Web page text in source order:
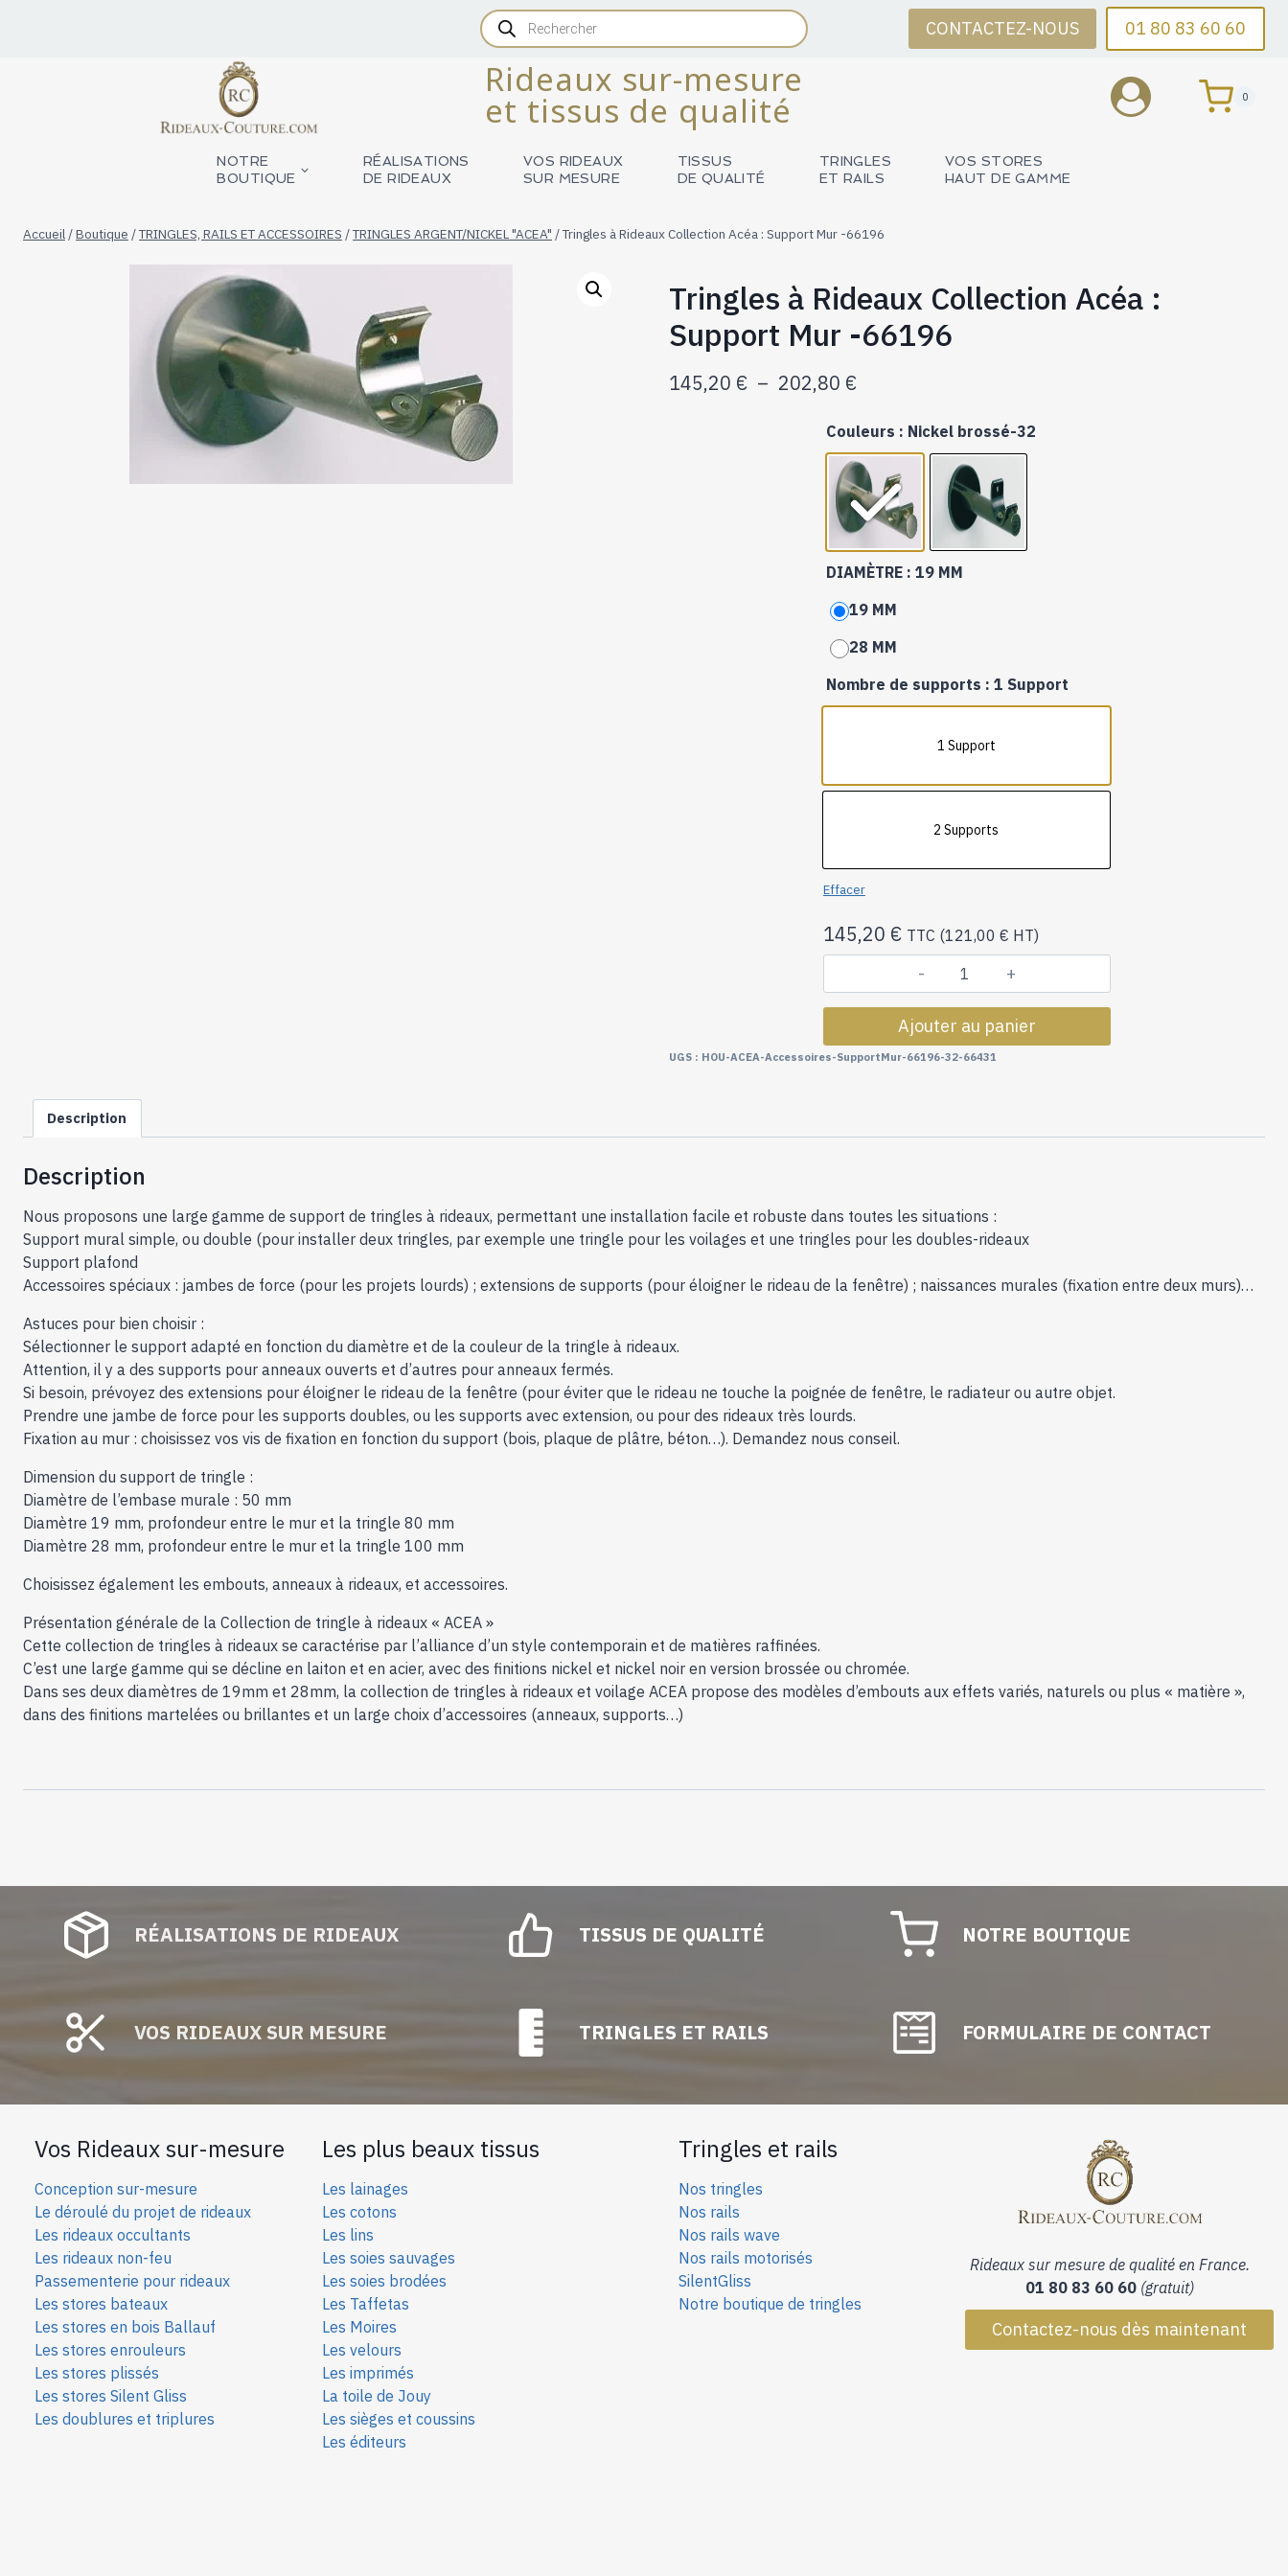
Recherche
de
produits
CONTACTEZ-NOUS 01 80 83 60 60
Rideaux sur-mesure
et tissus de qualité
0
NOTRE
BOUTIQUE
RÉALISATIONS
DE RIDEAUX
VOS RIDEAUX
SUR MESURE
TISSUS
DE QUALITÉ
TRINGLES
ET RAILS
VOS STORES
HAUT DE GAMME
Accueil /Boutique /TRINGLES, RAILS ET ACCESSOIRES /TRINGLES ARGENT/NICKEL "ACEA" /Tringles à Rideaux Collection Acéa : Support Mur -66196
Tringles à Rideaux Collection Acéa :
Support Mur -66196
145,20 € – 202,80 €Plage
prix :
145,20 €
à
202,80 €
Couleurs : Nickel brossé-32
DIAMÈTRE : 19 MM
19 MM
28 MM
Nombre de supports : 1 Support
1 Support
2 Supports
Effacer
145,20 € TTC (121,00 € HT)
quantité
de
Tringles
à
-66196
Ajouter au panier
UGS : HOU-ACEA-Accessoires-SupportMur-66196-32-66431
Description
Description
Nous proposons une large gamme de support de tringles à rideaux, permettant une installation facile et robuste dans toutes les situations :
Support mural simple, ou double (pour installer deux tringles, par exemple une tringle pour les voilages et une tringles pour les doubles-rideaux
Support plafond
Accessoires spéciaux : jambes de force (pour les projets lourds) ; extensions de supports (pour éloigner le rideau de la fenêtre) ; naissances murales (fixation entre deux murs)…
Astuces pour bien choisir :
Sélectionner le support adapté en fonction du diamètre et de la couleur de la tringle à rideaux.
Attention, il y a des supports pour anneaux ouverts et d’autres pour anneaux fermés.
Si besoin, prévoyez des extensions pour éloigner le rideau de la fenêtre (pour éviter que le rideau ne touche la poignée de fenêtre, le radiateur ou autre objet.
Prendre une jambe de force pour les supports doubles, ou les supports avec extension, ou pour des rideaux très lourds.
Fixation au mur : choisissez vos vis de fixation en fonction du support (bois, plaque de plâtre, béton…). Demandez nous conseil.
Dimension du support de tringle :
Diamètre de l’embase murale : 50 mm
Diamètre 19 mm, profondeur entre le mur et la tringle 80 mm
Diamètre 28 mm, profondeur entre le mur et la tringle 100 mm
Choisissez également les embouts, anneaux à rideaux, et accessoires.
Présentation générale de la Collection de tringle à rideaux « ACEA »
Cette collection de tringles à rideaux se caractérise par l’alliance d’un style contemporain et de matières raffinées.
C’est une large gamme qui se décline en laiton et en acier, avec des finitions nickel et nickel noir en version brossée ou chromée.
Dans ses deux diamètres de 19mm et 28mm, la collection de tringles à rideaux et voilage ACEA propose des modèles d’embouts aux effets variés, naturels ou plus « matière »,
dans des finitions martelées ou brillantes et un large choix d’accessoires (anneaux, supports…)
RÉALISATIONS DE RIDEAUX
VOS RIDEAUX SUR MESURE
TISSUS DE QUALITÉ
TRINGLES ET RAILS
NOTRE BOUTIQUE
FORMULAIRE DE CONTACT
Vos Rideaux sur-mesure
Conception sur-mesure
Le déroulé du projet de rideaux
Les rideaux occultants
Les rideaux non-feu
Passementerie pour rideaux
Les stores bateaux
Les stores en bois Ballauf
Les stores enrouleurs
Les stores plissés
Les stores Silent Gliss
Les doublures et triplures
Les plus beaux tissus
Les lainages
Les cotons
Les lins
Les soies sauvages
Les soies brodées
Les Taffetas
Les Moires
Les velours
Les imprimés
La toile de Jouy
Les sièges et coussins
Les éditeurs
Tringles et rails
Nos tringles
Nos rails
Nos rails wave
Nos rails motorisés
SilentGliss
Notre boutique de tringles
Rideaux sur mesure de qualité en France.
01 80 83 60 60 (gratuit)
Contactez-nous dès maintenant